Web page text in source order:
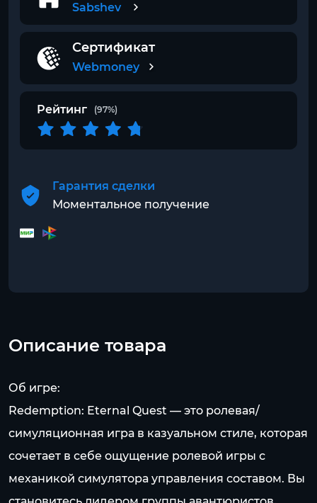
Sabshev
Сертификат
Webmoney
Рейтинг (97%)
Гарантия сделки
Моментальное получение
Описание товара
Об игре:
Redemption: Eternal Quest — это ролевая/
симуляционная игра в казуальном стиле, которая
сочетает в себе ощущение ролевой игры с
механикой симулятора управления составом. Вы